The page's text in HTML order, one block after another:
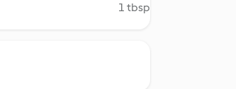
1 tbsp